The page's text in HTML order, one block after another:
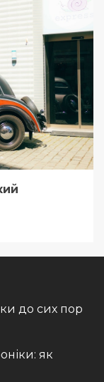
до сих пор
як